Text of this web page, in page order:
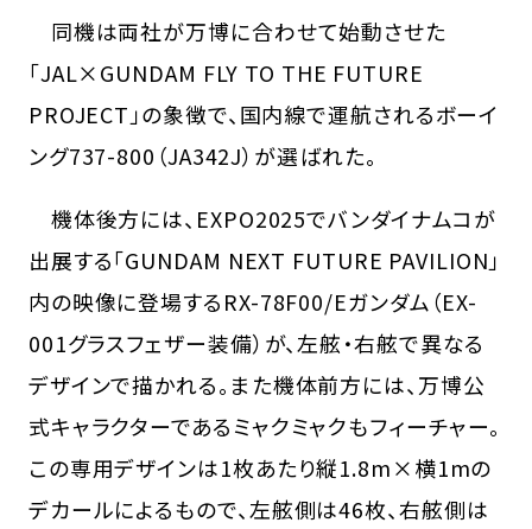
同機は両社が万博に合わせて始動させた
「JAL×GUNDAM FLY TO THE FUTURE
PROJECT」の象徴で、国内線で運航されるボーイ
ング737-800（JA342J）が選ばれた。
機体後方には、EXPO2025でバンダイナムコが
出展する「GUNDAM NEXT FUTURE PAVILION」
内の映像に登場するRX-78F00/Eガンダム（EX-
001グラスフェザー装備）が、左舷・右舷で異なる
デザインで描かれる。また機体前方には、万博公
式キャラクターであるミャクミャクもフィーチャー。
この専用デザインは1枚あたり縦1.8m×横1mの
デカールによるもので、左舷側は46枚、右舷側は